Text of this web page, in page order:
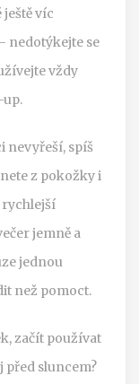
ještě víc
nedotýkejte se
vždy
nevyřeší, spíš
z pokožky i
rychlejší
jemně a
jednou
než pomoct.
začít používat
před sluncem?